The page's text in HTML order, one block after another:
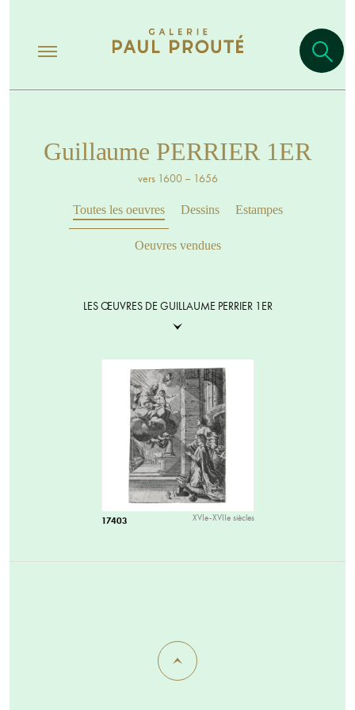
Guillaume PERRIER 1ER
vers 1600 – 1656
Toutes les oeuvres Dessins Estampes
Oeuvres vendues
LES ŒUVRES DE GUILLAUME PERRIER 1ER
17403 XVIe-XVIIe siècles